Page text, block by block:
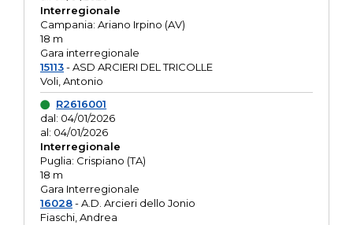
Interregionale
Campania: Ariano Irpino (AV)
18 m
Gara interregionale
15113- ASD ARCIERI DEL TRICOLLE
Voli, Antonio
R2616001
dal: 04/01/2026
al: 04/01/2026
Interregionale
Puglia: Crispiano (TA)
18 m
Gara Interregionale
16028- A.D. Arcieri dello Jonio
Fiaschi, Andrea